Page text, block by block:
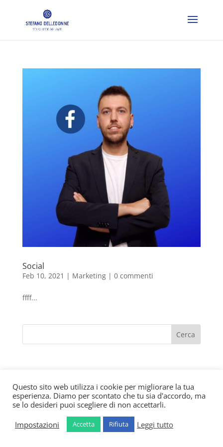
Social
Feb 10, 2021 | Marketing| 0 commenti
ffff...
© Copyright 2020 All Rights Reserved - Stefano
Delledonne - P. IVA 04207080989
Questo sito web utilizza i cookie per migliorare la tua
esperienza. Diamo per scontato che tu sia d'accordo, ma
se lo desideri puoi scegliere di non accettarli.
Impostazioni
Accetta Rifiuta Leggi tutto